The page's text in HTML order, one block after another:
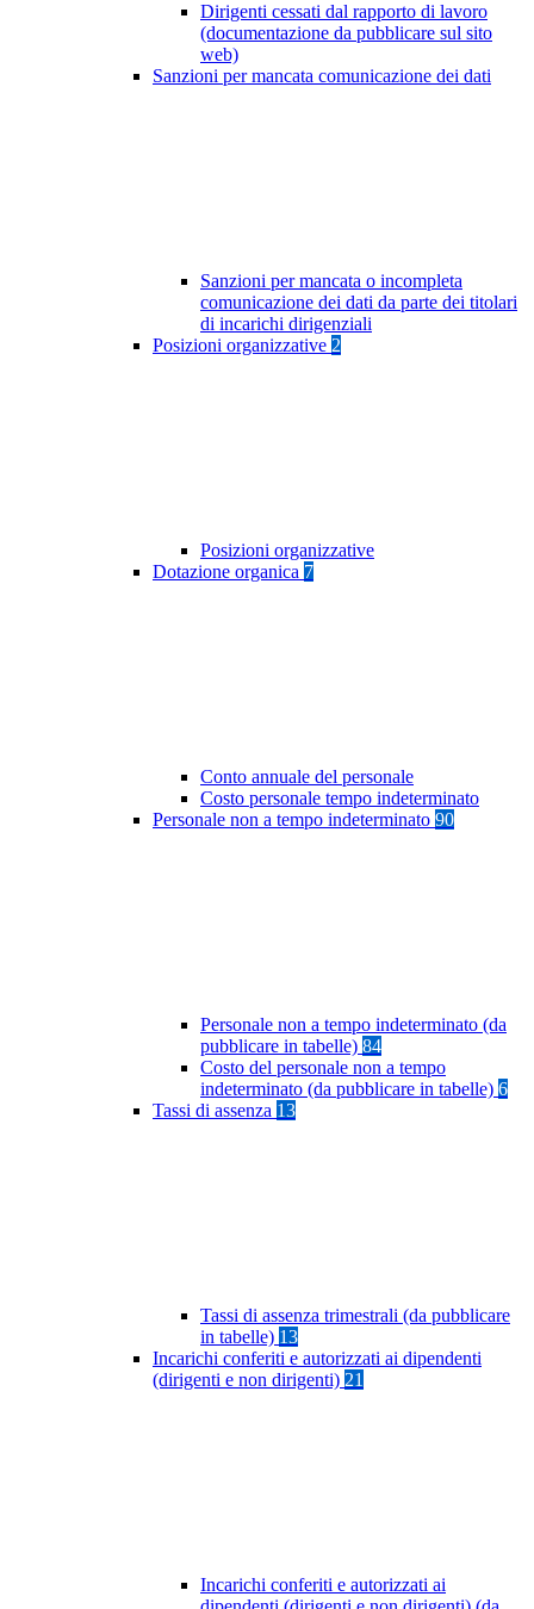
Dirigenti cessati dal rapporto di lavoro
(documentazione da pubblicare sul sito
web)
Sanzioni per mancata comunicazione dei dati
Sanzioni per mancata o incompleta
comunicazione dei dati da parte dei titolari
di incarichi dirigenziali
Posizioni organizzative 2
Posizioni organizzative
Dotazione organica 7
Conto annuale del personale
Costo personale tempo indeterminato
Personale non a tempo indeterminato 90
Personale non a tempo indeterminato (da
pubblicare in tabelle) 84
Costo del personale non a tempo
indeterminato (da pubblicare in tabelle) 6
Tassi di assenza 13
Tassi di assenza trimestrali (da pubblicare
in tabelle) 13
Incarichi conferiti e autorizzati ai dipendenti
(dirigenti e non dirigenti) 21
Incarichi conferiti e autorizzati ai